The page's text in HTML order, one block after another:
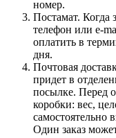
номер.
Постамат. Когда
телефон или e-
оплатить в
дня.
Почтовая
придет в
посылке. Перед
коробки: вес,
самостоятельно
Один заказ